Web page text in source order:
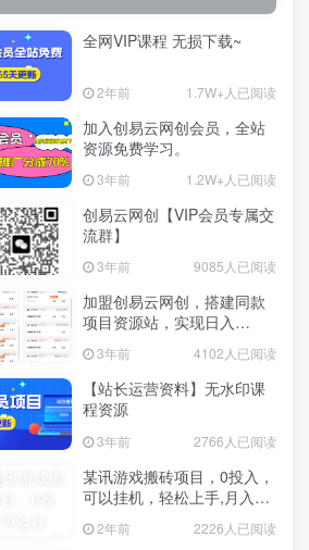
全网VIP课程 无损下载~
2年前 1.7W+人已阅读
加入创易云网创会员，全站
资源免费学习。
3年前 1.2W+人已阅读
创易云网创【VIP会员专属交
流群】
3年前 9085人已阅读
加盟创易云网创，搭建同款
项目资源站，实现日入
2000+
3年前 4102人已阅读
【站长运营资料】无水印课
程资源
3年前 2766人已阅读
某讯游戏搬砖项目，0投入，
可以挂机，轻松上手,月入
2年前 2226人已阅读